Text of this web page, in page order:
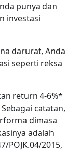
punya dan
investasi
darurat, Anda
seperti reksa
return 4-6%*
catatan,
dimasa
adalah
POJK.04/2015,